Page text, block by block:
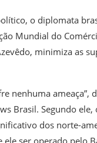
o diplomata
Mundial do
minimiza as
nenhuma ameaça”,
Brasil. Segundo ele,
dos norte-